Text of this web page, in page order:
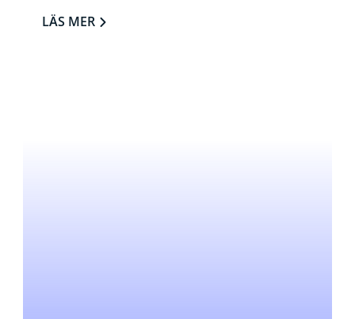
LÄS MER